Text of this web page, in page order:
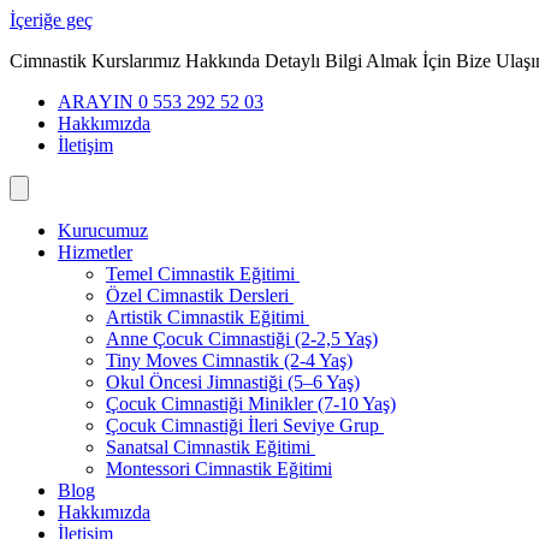
İçeriğe geç
Cimnastik Kurslarımız Hakkında Detaylı Bilgi Almak İçin Bize
ARAYIN 0 553 292 52 03
Hakkımızda
İletişim
Kurucumuz
Hizmetler
Temel Cimnastik Eğitimi
Özel Cimnastik Dersleri
Artistik Cimnastik Eğitimi
Anne Çocuk Cimnastiği (2-2,5 Yaş)
Tiny Moves Cimnastik (2-4 Yaş)
Okul Öncesi Jimnastiği (5–6 Yaş)
Çocuk Cimnastiği Minikler (7-10 Yaş)
Çocuk Cimnastiği İleri Seviye Grup
Sanatsal Cimnastik Eğitimi
Montessori Cimnastik Eğitimi
Blog
Hakkımızda
İletişim